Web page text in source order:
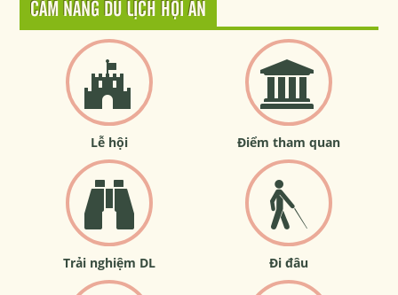
CẨM NANG DU LỊCH HỘI AN
Lễ hội Điểm tham quan
Trải nghiệm DL Đi đâu